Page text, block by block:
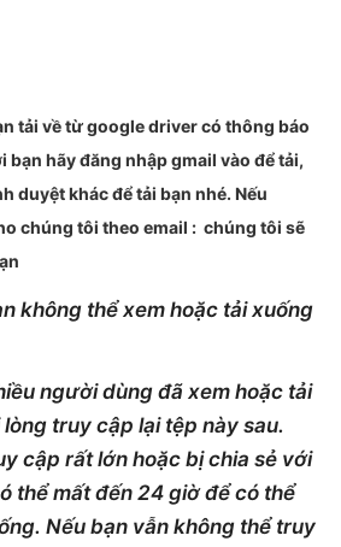
tải về từ google driver có thông báo
hãy đăng nhập gmail vào để tải,
duyệt khác để tải bạn nhé. Nếu
chúng tôi theo email : chúng tôi sẽ
không thể xem hoặc tải xuống
người dùng đã xem hoặc tải
truy cập lại tệp này sau.
cập rất lớn hoặc bị chia sẻ với
thể mất đến 24 giờ để có thể
Nếu bạn vẫn không thể truy